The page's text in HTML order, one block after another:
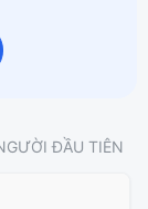
ĐẦU TIÊN